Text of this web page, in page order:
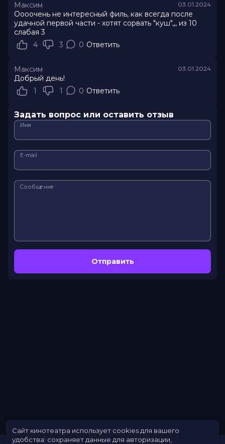
Максим 03.01.2024
Оооочень не интересный филь, как всегда после
удачной первой части - хотят сорвать "куш",,, из 10
слабая 3
4
3 0 Ответить
Максим 03.01.2024
Добрый день!
1
1 0 Ответить
Задать вопрос или оставить отзыв
Имя
E-mail
Сообщение
Отправить
Сайт кинотеатра использует cookies для вашего
удобства: сохраняет данные для авторизации,